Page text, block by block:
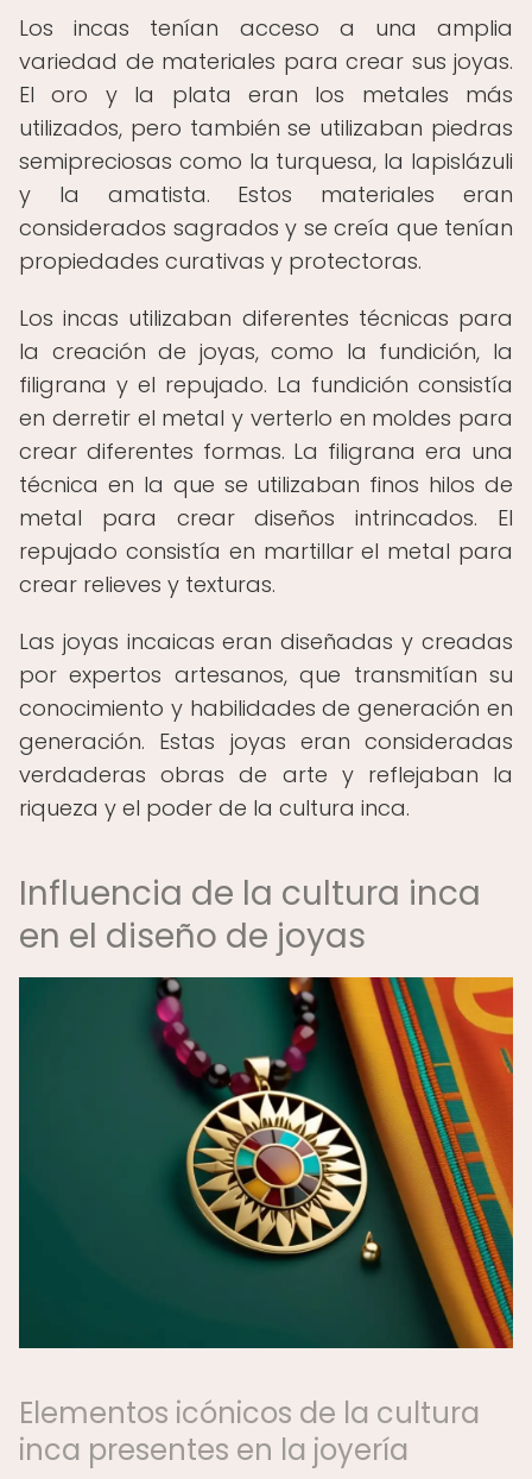
Los incas tenían acceso a una amplia
variedad de materiales para crear sus joyas.
El oro y la plata eran los metales más
utilizados, pero también se utilizaban piedras
semipreciosas como la turquesa, la lapislázuli
y la amatista. Estos materiales eran
considerados sagrados y se creía que tenían
propiedades curativas y protectoras.
Los incas utilizaban diferentes técnicas para
la creación de joyas, como la fundición, la
filigrana y el repujado. La fundición consistía
en derretir el metal y verterlo en moldes para
crear diferentes formas. La filigrana era una
técnica en la que se utilizaban finos hilos de
metal para crear diseños intrincados. El
repujado consistía en martillar el metal para
crear relieves y texturas.
Las joyas incaicas eran diseñadas y creadas
por expertos artesanos, que transmitían su
conocimiento y habilidades de generación en
generación. Estas joyas eran consideradas
verdaderas obras de arte y reflejaban la
riqueza y el poder de la cultura inca.
Influencia de la cultura inca
en el diseño de joyas
Elementos icónicos de la cultura
inca presentes en la joyería